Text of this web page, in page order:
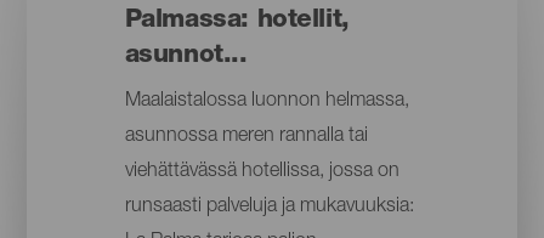
Palmassa: hotellit,
asunnot...
Maalaistalossa luonnon helmassa,
asunnossa meren rannalla tai
viehättävässä hotellissa, jossa on
runsaasti palveluja ja mukavuuksia: